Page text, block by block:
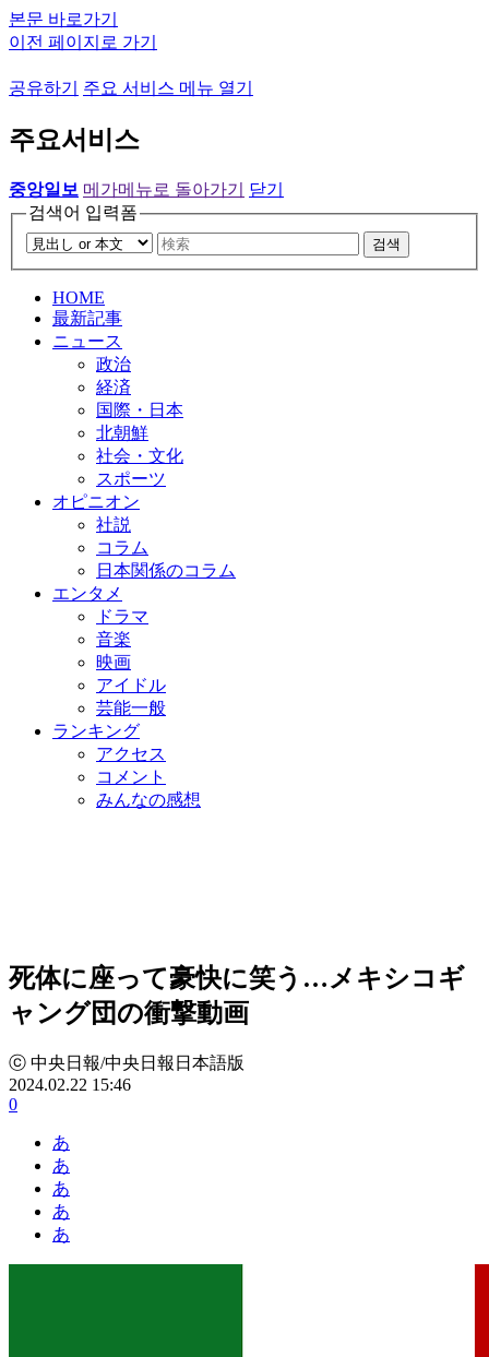
본문 바로가기
이전 페이지로 가기
공유하기 주요 서비스 메뉴 열기
주요서비스
중앙일보 메가메뉴로 돌아가기
닫기
검색어 입력폼
검색
HOME
最新記事
ニュース
政治
経済
国際・日本
北朝鮮
社会・文化
スポーツ
オピニオン
社説
コラム
日本関係のコラム
エンタメ
ドラマ
音楽
映画
アイドル
芸能一般
ランキング
アクセス
コメント
みんなの感想
死体に座って豪快に笑う…メキシコギ
ャング団の衝撃動画
ⓒ 中央日報/中央日報日本語版
2024.02.22 15:46
0
あ
あ
あ
あ
あ